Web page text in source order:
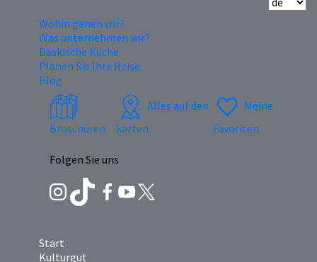
Wohin gehen wir?
Was unternehmen wir?
Baskische Küche
Planen Sie Ihre Reise
Blog
Broschüren
Alles auf den
karten
Meine
Favoriten
Folgen Sie uns
Start
Kulturgut